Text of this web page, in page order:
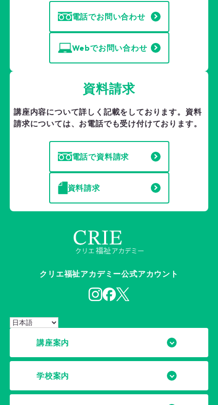
電話でお問い合わせ
Webでお問い合わせ
資料請求
講座内容について詳しく記載をしております。 資料
請求については、お電話でも受け付けております。
電話で資料請求
資料請求
クリエ福祉アカデミー公式アカウント
講座案内
学校案内